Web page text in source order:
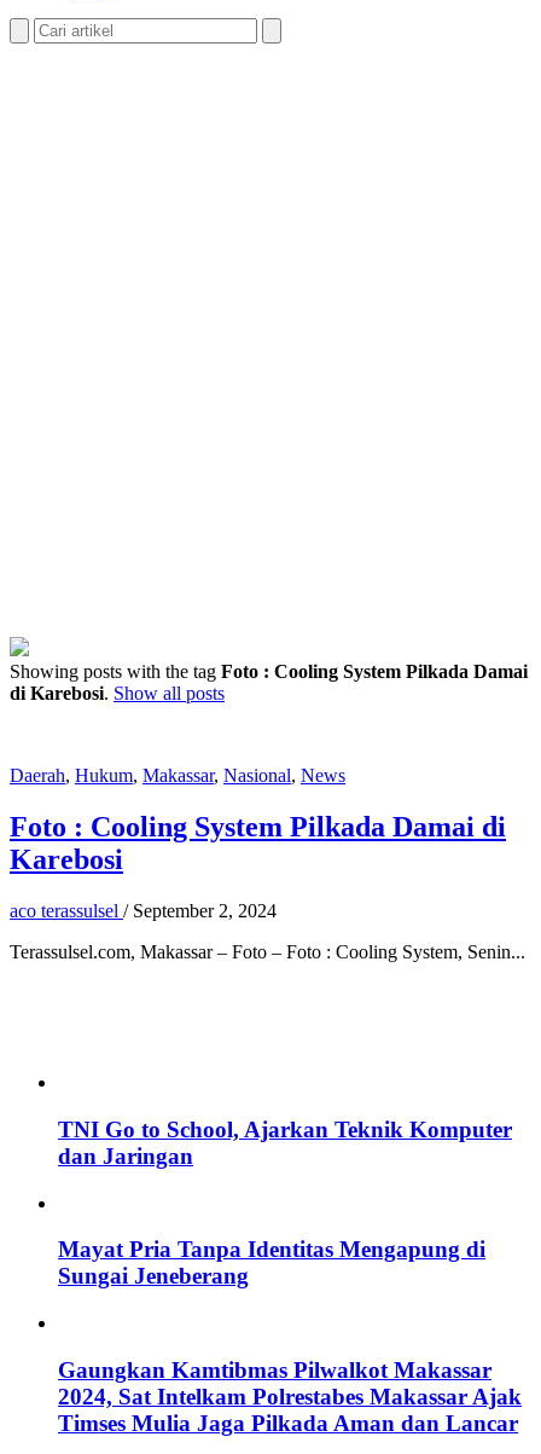
Showing posts with the tag Foto : Cooling System Pilkada Damai
di Karebosi. Show all posts
Daerah, Hukum, Makassar, Nasional, News
Foto : Cooling System Pilkada Damai di
Karebosi
aco terassulsel / September 2, 2024
Terassulsel.com, Makassar – Foto – Foto : Cooling System, Senin...
TNI Go to School, Ajarkan Teknik Komputer
dan Jaringan
Mayat Pria Tanpa Identitas Mengapung di
Sungai Jeneberang
Gaungkan Kamtibmas Pilwalkot Makassar
2024, Sat Intelkam Polrestabes Makassar Ajak
Timses Mulia Jaga Pilkada Aman dan Lancar